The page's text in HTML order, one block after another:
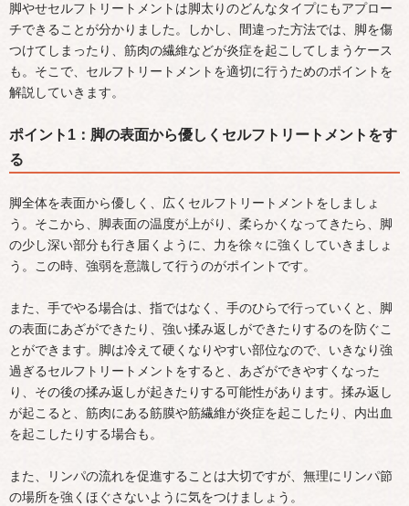
脚やせセルフトリートメントは脚太りのどんなタイプにもアプロー
チできることが分かりました。しかし、間違った方法では、脚を傷
つけてしまったり、筋肉の繊維などが炎症を起こしてしまうケース
も。そこで、セルフトリートメントを適切に行うためのポイントを
解説していきます。
ポイント1：脚の表面から優しくセルフトリートメントをす
る
脚全体を表面から優しく、広くセルフトリートメントをしましょ
う。そこから、脚表面の温度が上がり、柔らかくなってきたら、脚
の少し深い部分も行き届くように、力を徐々に強くしていきましょ
う。この時、強弱を意識して行うのがポイントです。
また、手でやる場合は、指ではなく、手のひらで行っていくと、脚
の表面にあざができたり、強い揉み返しができたりするのを防ぐこ
とができます。脚は冷えて硬くなりやすい部位なので、いきなり強
過ぎるセルフトリートメントをすると、あざができやすくなった
り、その後の揉み返しが起きたりする可能性があります。揉み返し
が起こると、筋肉にある筋膜や筋繊維が炎症を起こしたり、内出血
を起こしたりする場合も。
また、リンパの流れを促進することは大切ですが、無理にリンパ節
の場所を強くほぐさないように気をつけましょう。